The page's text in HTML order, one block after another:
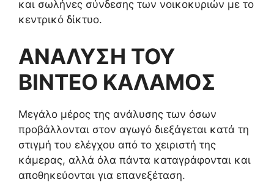
και σωλήνες σύνδεσης των νοικοκυριών με το
κεντρικό δίκτυο.
ΑΝΑΛΥΣΗ ΤΟΥ
ΒΙΝΤΕΟ ΚΑΛΑΜΟΣ
Μεγάλο μέρος της ανάλυσης των όσων
προβάλλονται στον αγωγό διεξάγεται κατά τη
στιγμή του ελέγχου από το χειριστή της
κάμερας, αλλά όλα πάντα καταγράφονται και
αποθηκεύονται για επανεξέταση.